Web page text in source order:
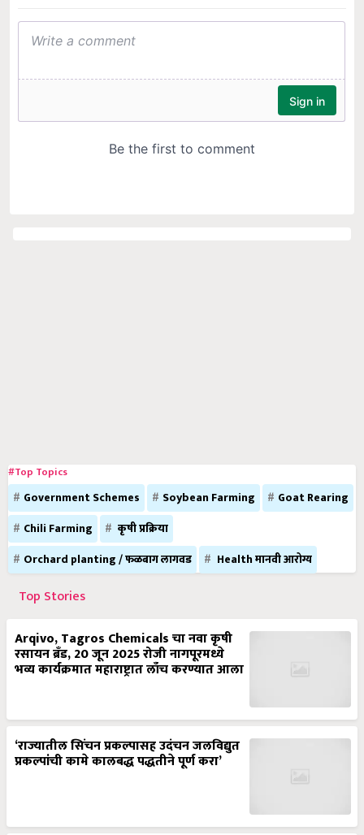
#Top Topics
Government Schemes Soybean Farming
Goat Rearing
Chili Farming
कृषी प्रक्रिया
Orchard planting / फळबाग लागवड
Health मानवी आरोग्य
Top Stories
Arqivo, Tagros Chemicals चा नवा कृषी
रसायन ब्रँड, 20 जून 2025 रोजी नागपूरमध्ये
भव्य कार्यक्रमात महाराष्ट्रात लाँच करण्यात आला
‘राज्यातील सिंचन प्रकल्पासह उदंचन जलविद्युत
प्रकल्पांची कामे कालबद्ध पद्धतीने पूर्ण करा’